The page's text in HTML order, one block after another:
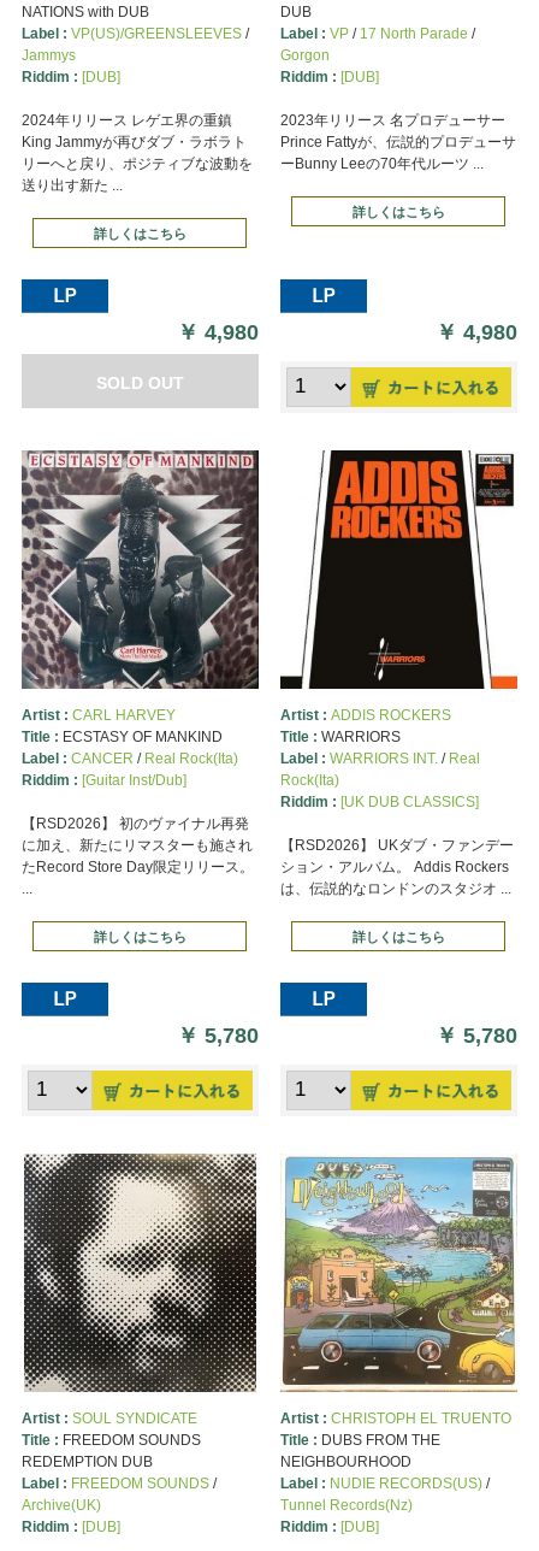
NATIONS with DUB
Label : VP(US)/GREENSLEEVES/
Jammys
Riddim : [DUB]
2024年リリース レゲエ界の重鎮
King Jammyが再びダブ・ラボラト
リーへと戻り、ポジティブな波動を
送り出す新た ...
詳しくはこちら
￥4,980
SOLD OUT
DUB
Label : VP/ 17 North Parade /
Gorgon
Riddim : [DUB]
2023年リリース 名プロデューサー
Prince Fattyが、伝説的プロデューサ
ーBunny Leeの70年代ルーツ ...
詳しくはこちら
￥4,980
Artist : CARL HARVEY
Title : ECSTASY OF MANKIND
Label : CANCER / Real Rock(Ita)
Riddim : [Guitar Inst/Dub]
【RSD2026】 初のヴァイナル再発
に加え、新たにリマスターも施され
たRecord Store Day限定リリース。
...
詳しくはこちら
￥5,780
Artist : ADDIS ROCKERS
Title : WARRIORS
Label : WARRIORS INT./ Real
Rock(Ita)
Riddim : [UK DUB CLASSICS]
【RSD2026】 UKダブ・ファンデー
ション・アルバム。 Addis Rockers
は、伝説的なロンドンのスタジオ ...
詳しくはこちら
￥5,780
Artist : SOUL SYNDICATE
Title : FREEDOM SOUNDS
REDEMPTION DUB
Label : FREEDOM SOUNDS/
Archive(UK)
Riddim : [DUB]
Artist : CHRISTOPH EL TRUENTO
Title : DUBS FROM THE
NEIGHBOURHOOD
Label : NUDIE RECORDS(US)/
Tunnel Records(Nz)
Riddim : [DUB]